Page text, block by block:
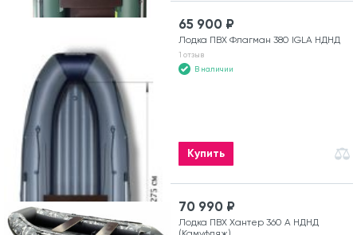
65 900 ₽
Лодка ПВХ Флагман 380 IGLA НДНД
1 отзыв
В наличии
Купить
70 990 ₽
Лодка ПВХ Хантер 360 А НДНД